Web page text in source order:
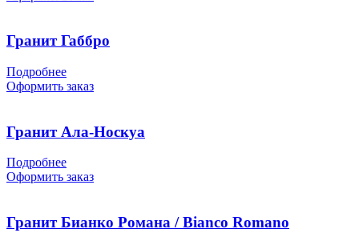
Гранит Габбро
Подробнее
Оформить заказ
Гранит Ала-Носкуа
Подробнее
Оформить заказ
Гранит Бианко Романа / Bianco Romano